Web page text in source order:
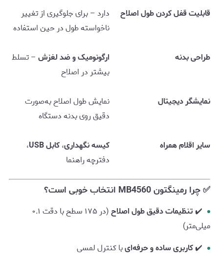
قابلیت قفل کردن طول اصلاح
دارد – برای جلوگیری از تغییر
ناخواسته طول در حین استفاده
طراحی بدنه ارگونومیک و ضد لغزش– تسلط
بیشتر در اصلاح
نمایشگر دیجیتال
نمایش طول اصلاح به‌صورت
دقیق روی بدنه دستگاه
سایر اقلام همراه کیسه نگهداری،کابل USB
،
دفترچه راهنما
✅ چرا رمینگتون MB4560 انتخاب خوبی است؟
✔️تنظیمات دقیق طول اصلاح
(در ۱۷۵ سطح با دقت ۰.۱
میلی‌متر)
✔️کاربری ساده و حرفه‌ایبا کنترل لمسی